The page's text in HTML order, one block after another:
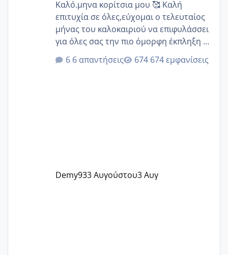
Καλό.μηνα κορίτσια μου 🥰 Καλή
επιτυχία σε όλες,εύχομαι ο τελευταίος
μήνας του καλοκαιριού να επιφυλάσσει
για όλες σας την πιο όμορφη έκπληξη 🧿
@Elk @Melikara86 @Παρασκευαιδου
@Zenia z @melitiniღ @Christi.D.
6 απαντήσεις 674 εμφανίσεις
Demy933 Αυγούστου3 Αυγ